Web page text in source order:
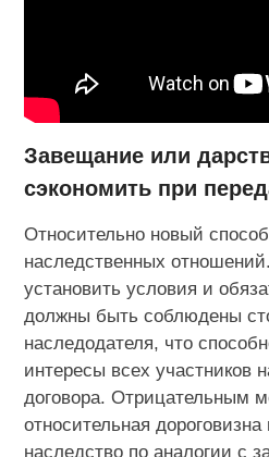
Завещание или
сэкономить при
Относительно новый
наследственных
установить условия и
должны быть соблюдены
наследодателя, что
интересы всех участников
договора. Отрицательным
относительная
наследство по аналогии с